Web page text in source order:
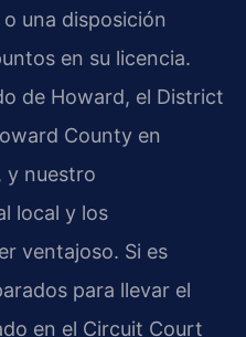
una disposición
en su licencia.
de Howard, el District
County en
y nuestro
local y los
ventajoso. Si es
para llevar el
en el Circuit Court